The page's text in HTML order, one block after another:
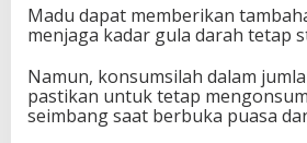
Madu dapat memberikan
menjaga kadar gula darah tetap
Namun, konsumsilah dalam
pastikan untuk tetap
seimbang saat berbuka puasa